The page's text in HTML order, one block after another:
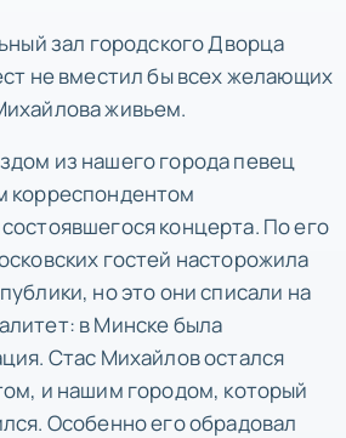
зал городского Дворца
не вместил бы всех желающих
живьем.
из нашего города певец
корреспондентом
концерта. По его
гостей насторожила
но это они списали на
в Минске была
Стас Михайлов остался
и нашим городом, который
Особенно его обрадовал